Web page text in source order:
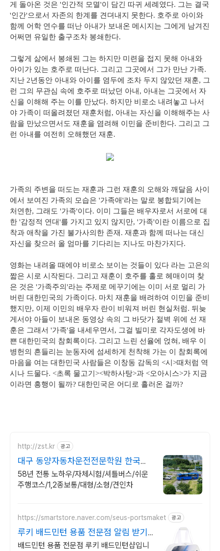
게 돌아온 것은 '인간적 모멸'이 담긴 따귀 세례였다. 그는 결국
'인간'으로서 자존의 한계를 견뎌내지 못한다. 호주로 아이와
함께 어학 연수를 떠난 아내가 보내온 메시지는 그에게 남겨진
어쩌면 유일한 출구조차 봉쇄한다.
그렇게 삶에서 봉쇄된 그는 하지만 미련을 접지 못해 아내와
아이가 있는 호주로 떠난다. 그리고 그곳에서 그가 만난 가족.
지난 2년동안 아내와 아이를 염두에 조차 두지 않았던 재훈, 그
런 그의 무관심 속에 호주로 떠났던 아내, 아내는 그곳에서 자
신을 이해해 주는 이를 만났다. 하지만 비로소 내려놓고 나서
야 가족이 떠올려졌던 재훈처럼, 아내는 자신을 이해해주는 사
람을 만났으면서도 재훈을 염려해 이민을 준비한다. 그리고 그
런 아내를 여전히 오해했던 재훈.
가족의 주변을 떠도는 재훈과 그런 재훈의 오해와 깨달음 사이
에서 보여진 가족의 모습은 '가족애'라는 말로 봉합되기에는
처연한, 그래도 '가족'이다. 이미 그들은 배우자로서 서로에 대
한 '감정적 연대'를 가지고 있지 않지만, '가족'이란 이름으로 집
착과 애착을 가진 불가사의한 존재. 재훈과 함께 떠나는 대신
자신을 찾으러 올 엄마를 기다리는 지나도 마찬가지다.
영화는 내려올 때에야 비로소 보이는 것들이 있다 라는 고은의
짧은 시로 시작된다. 그리고 재훈이 호주를 홀로 헤매이며 찾
은 것은 '가족주의'라는 주제로 메꾸기에는 이미 서로 멀리 가
버린 대한민국의 가족이다. 마치 재훈을 배려하여 이민을 준비
했지만, 이제 이민의 배우자 란이 비워져 버린 현실처럼. 뒤늦
게서야 아들이 보내온 동영상 속의 그 바닷가 절벽 위에 선 재
훈은 그래서 '가족'을 내세우면서, 그걸 빌미로 각자도생에 바
쁜 대한민국의 참회록이다. 그리고 느린 선율에 얹혀, 배우 이
병헌의 흔들리는 눈동자에 섬세하게 천착해 가는 이 참회록에
마음을 여는 대한민국 사람들은 이창동 감독의 <시>때처럼 역
시나 드물다. <초록 물고기><박하사탕>과 <오아시스>가 지금
이라면 흥행이 될까? 대한민국은 어디로 흘러온 걸까?
http://zst.kr 광고
대구 동양자동차운전전문학원 한국소
비자산업평가5년연속우수
58년 전통 노하우/자체시험/셔틀버스/쉬운
주행코스/1,2종보통/대형/소형/견인차
https://smartstore.naver.com/seus-portsmaket 광고
루키 배드민턴 용품 전문점 알림 받기
할인쿠폰 증정!
배드민턴 용품 전문점 루키 배드민턴샵입니